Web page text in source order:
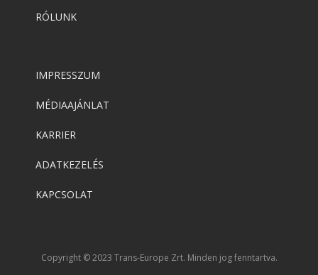
RÓLUNK
IMPRESSZUM
MÉDIAAJÁNLAT
KARRIER
ADATKEZELÉS
KAPCSOLAT
Copyright © 2023 Trans-Europe Zrt. Minden jog fenntartva.